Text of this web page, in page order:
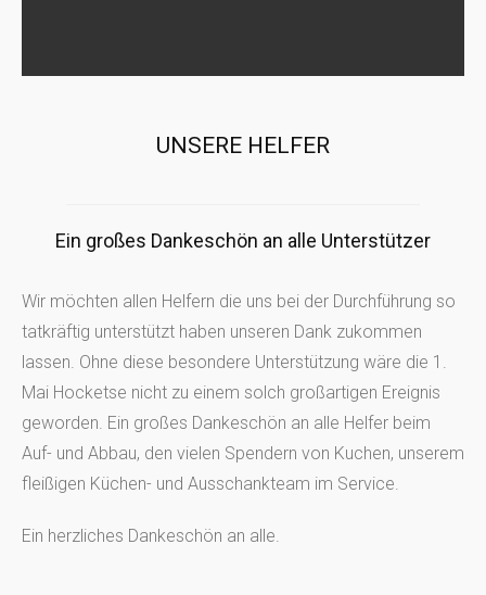
UNSERE HELFER
Ein großes Dankeschön an alle Unterstützer
Wir möchten allen Helfern die uns bei der Durchführung so
tatkräftig unterstützt haben unseren Dank zukommen
lassen. Ohne diese besondere Unterstützung wäre die 1.
Mai Hocketse nicht zu einem solch großartigen Ereignis
geworden. Ein großes Dankeschön an alle Helfer beim
Auf- und Abbau, den vielen Spendern von Kuchen, unserem
fleißigen Küchen- und Ausschankteam im Service.
Ein herzliches Dankeschön an alle.